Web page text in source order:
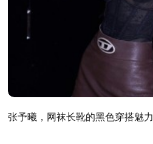
张予曦，网袜长靴的黑色穿搭魅力